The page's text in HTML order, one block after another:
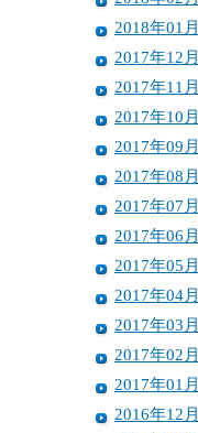
2018年01月
2017年12月
2017年11月
2017年10月
2017年09月
2017年08月
2017年07月
2017年06月
2017年05月
2017年04月
2017年03月
2017年02月
2017年01月
2016年12月